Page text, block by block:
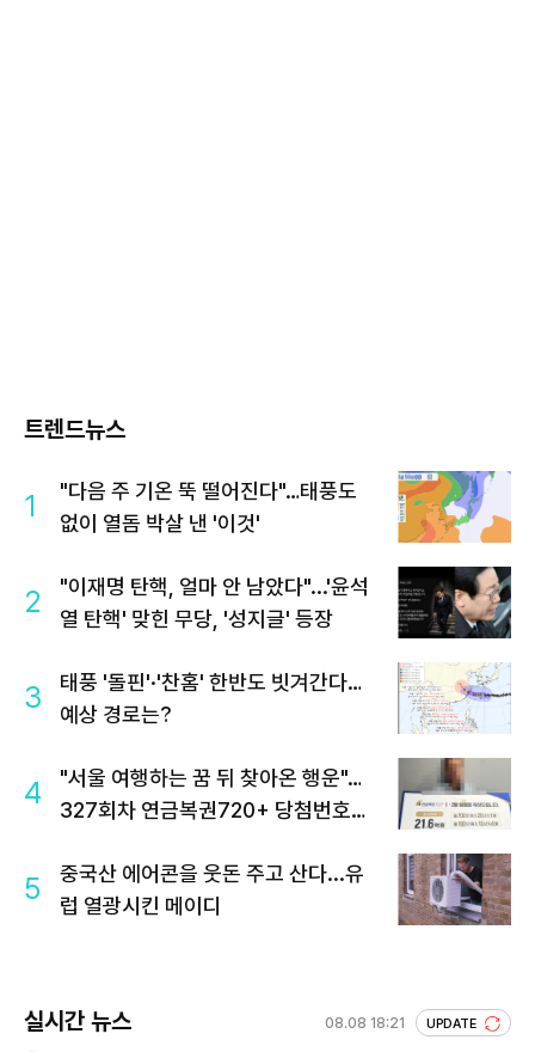
트렌드뉴스
1
"다음 주 기온 뚝 떨어진다"…태풍도
없이 열돔 박살 낸 '이것'
2
"이재명 탄핵, 얼마 안 남았다"...'윤석
열 탄핵' 맞힌 무당, '성지글' 등장
3
태풍 '돌핀'·'찬홈' 한반도 빗겨간다…
예상 경로는?
4
"서울 여행하는 꿈 뒤 찾아온 행운"…
327회차 연금복권720+ 당첨번호조
5
중국산 에어콘을 웃돈 주고 산다...유
럽 열광시킨 메이디
실시간 뉴스 08.08 18:21 UPDATE